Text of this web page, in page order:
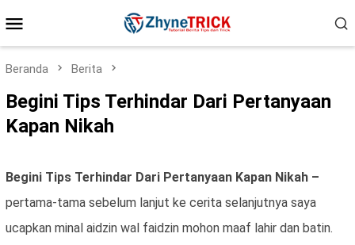
ke
Mobile
Beranda Berita
Begini Tips Terhindar Dari Pertanyaan
Kapan Nikah
Begini Tips Terhindar Dari Pertanyaan Kapan Nikah –
pertama-tama sebelum lanjut ke cerita selanjutnya saya
ucapkan minal aidzin wal faidzin mohon maaf lahir dan batin.